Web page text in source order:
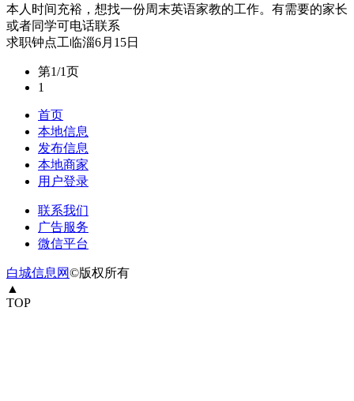
本人时间充裕，想找一份周末英语家教的工作。有需要的家长
或者同学可电话联系
求职钟点工临淄6月15日
第1/1页
1
首页
本地信息
发布信息
本地商家
用户登录
联系我们
广告服务
微信平台
白城信息网©版权所有
▲
TOP